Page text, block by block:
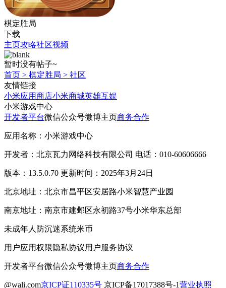
棋定胜局
下载
主页攻略社区视频
暂时没有帖子~
首页 > 棋定胜局 > 社区
友情链接
小米应用商店小米商城英雄互娱
小米游戏中心
开发者平台微信公众号微博主页商务合作
应用名称：小米游戏中心
开发者：北京瓦力网络科技有限公司 电话：010-60606666
版本：13.5.0.70 更新时间：2025年3月24日
北京地址：北京市昌平区安居路小米智慧产业园
南京地址：南京市建邺区永初路37号小米华东总部
未成年人防沉迷系统米币
用户应用权限隐私协议用户服务协议
开发者平台微信公众号微博主页商务合作
@wali.com京ICP证110335号 京ICP备17017388号-1营业执照